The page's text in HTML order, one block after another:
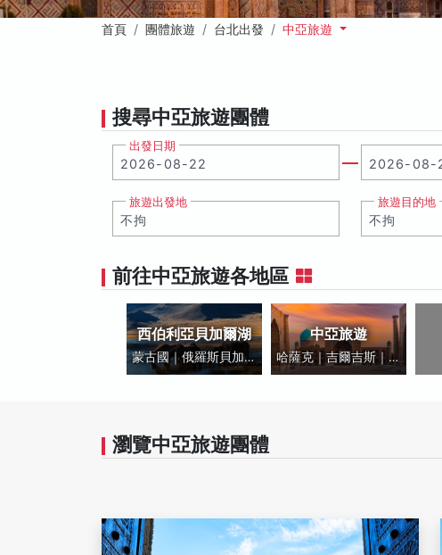
首頁 團體旅遊 台北出發 中亞旅遊
搜尋中亞旅遊團體
出發日期
旅遊出發地
旅遊目的地
前往中亞旅遊各地區
西伯利亞貝加爾湖
蒙古國｜俄羅斯貝加爾
湖
中亞旅遊
哈薩克｜吉爾吉斯｜烏
茲別克｜塔吉克｜土庫
瀏覽中亞旅遊團體